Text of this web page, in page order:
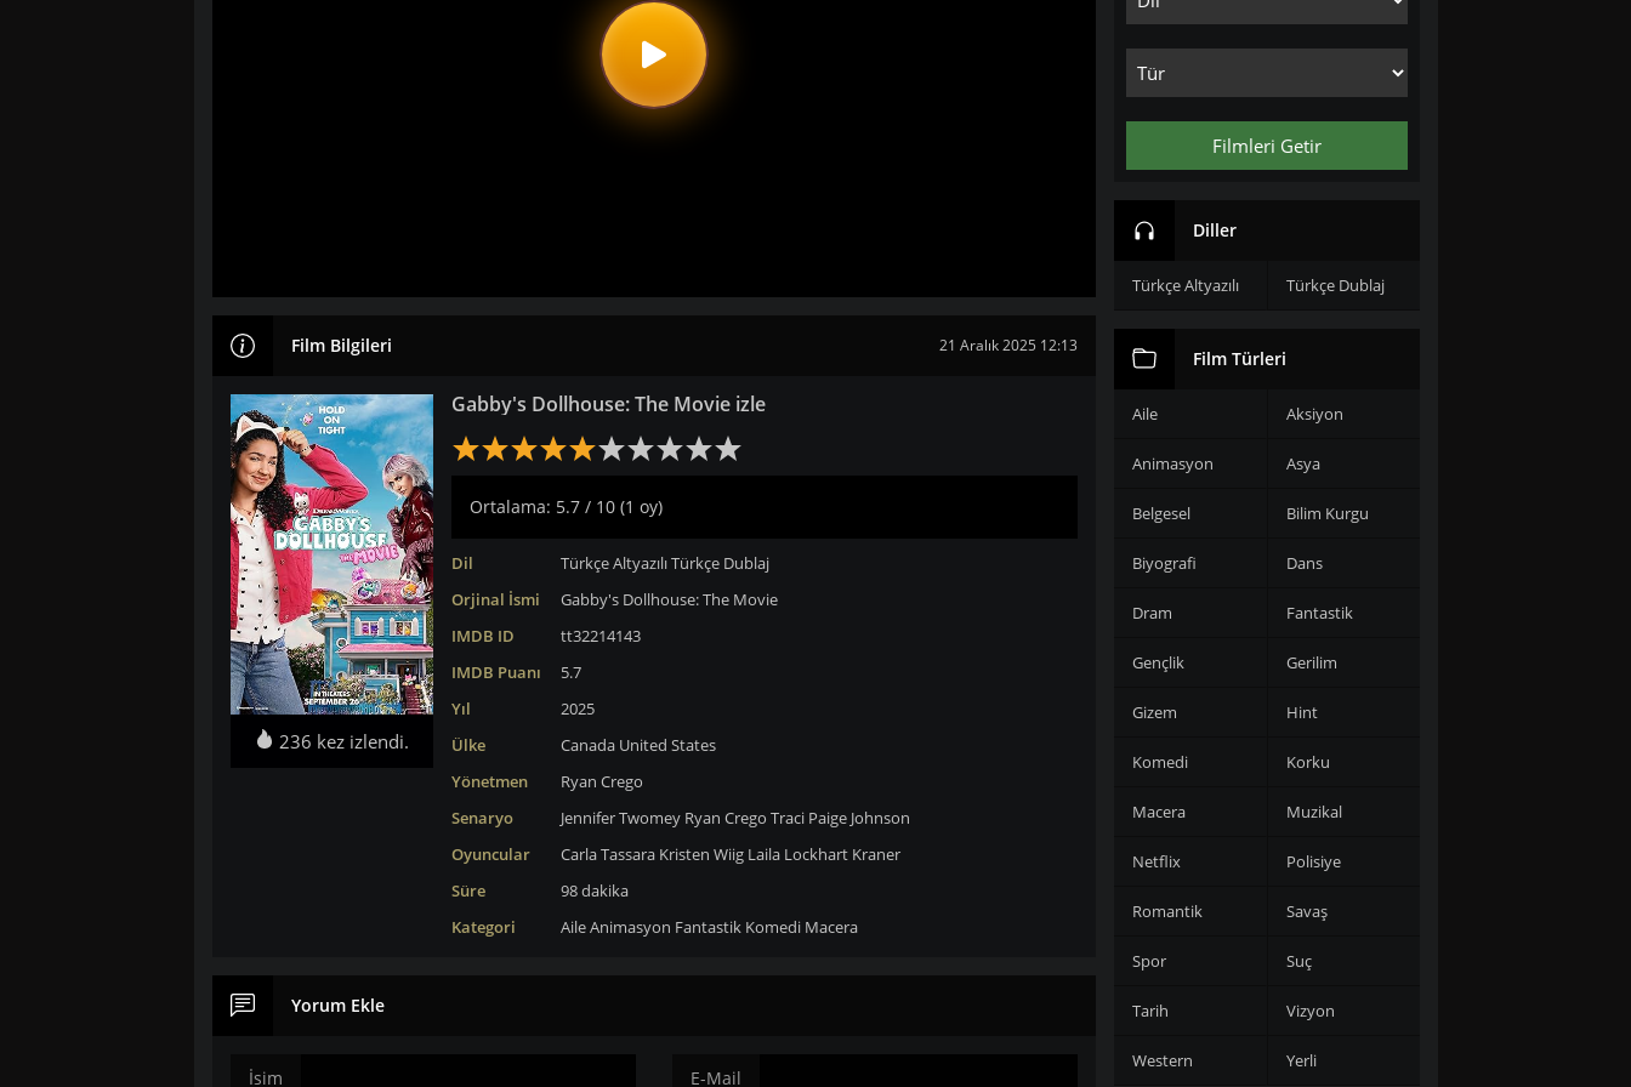
Film Bilgileri 21 Aralık 2025 12:13
236 kez izlendi.
Gabby's Dollhouse: The Movie izle
Ortalama: 5.7 / 10 (1 oy)
Dil Türkçe AltyazılıTürkçe Dublaj
Orjinal İsmi
Gabby's Dollhouse: The Movie
IMDB ID
tt32214143
IMDB Puanı
5.7
Yıl
2025
Ülke
Canada United States
Yönetmen
Ryan Crego
Senaryo
Jennifer Twomey Ryan Crego Traci Paige Johnson
Oyuncular
Carla Tassara Kristen Wiig Laila Lockhart Kraner
Süre
98 dakika
Kategori
AileAnimasyon Fantastik Komedi Macera
Yorum Ekle
İsim E-Mail
Filmleri Getir
Diller
Türkçe Altyazılı Türkçe Dublaj
Film Türleri
Aile Aksiyon
Animasyon Asya
Belgesel Bilim Kurgu
Biyografi Dans
Dram Fantastik
Gençlik Gerilim
Gizem Hint
Komedi Korku
Macera Muzikal
Netflix Polisiye
Romantik Savaş
Spor Suç
Tarih Vizyon
Western Yerli